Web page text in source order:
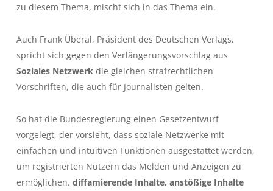
zu diesem Thema, mischt sich in das Thema ein.
Auch Frank Überal, Präsident des Deutschen Verlags,
spricht sich gegen den Verlängerungsvorschlag aus
Soziales Netzwerkdie gleichen strafrechtlichen
Vorschriften, die auch für Journalisten gelten.
So hat die Bundesregierung einen Gesetzentwurf
vorgelegt, der vorsieht, dass soziale Netzwerke mit
einfachen und intuitiven Funktionen ausgestattet werden,
um registrierten Nutzern das Melden und Anzeigen zu
ermöglichen. diffamierende Inhalte, anstößige Inhalte